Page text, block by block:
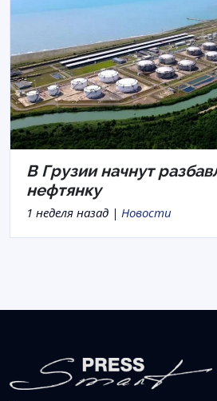
В Грузии начнут
нефтянку
1 неделя назад | Новости